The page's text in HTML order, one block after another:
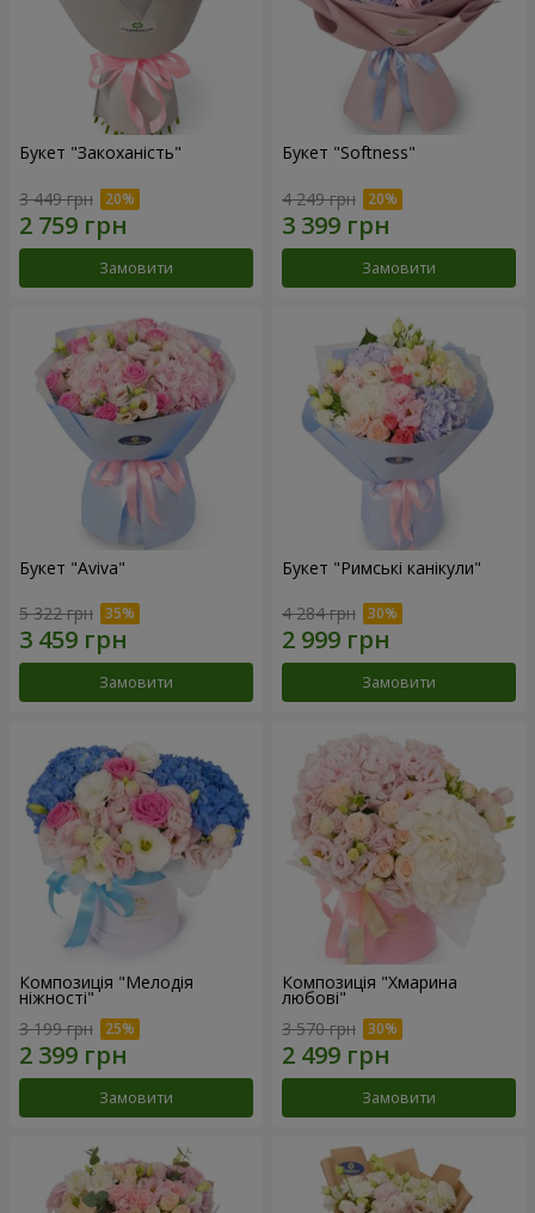
Букет "Закоханість"
3 449 грн
Замовити
Букет "Softness"
4 249 грн
Замовити
Букет "Aviva"
5 322 грн
Замовити
Букет "Римські канікули"
4 284 грн
Замовити
Композиція "Мелодія
ніжності"
3 199 грн
Замовити
Композиція "Хмарина
любові"
3 570 грн
Замовити